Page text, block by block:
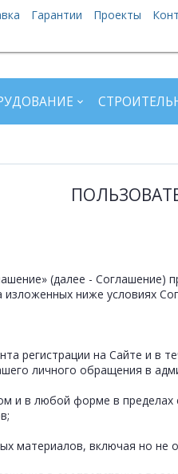
Гарантии Проекты
(далее -
ниже условиях
регистрации на Сайте и в
личного обращения в
и в любой форме в
включая но не